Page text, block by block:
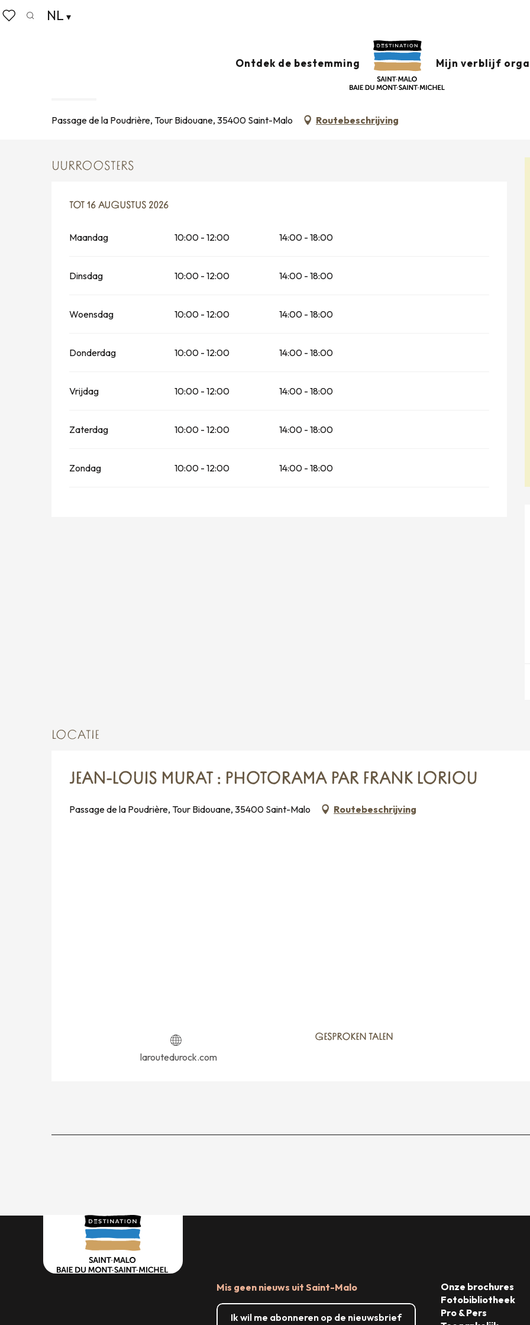
Aller
au
NL
Ontdek de bestemming Mijn verblijf
Home
JEAN-LOUIS MURAT : PHOTORAMA PAR FRANK LORIOU
Passage de la Poudrière, Tour Bidouane, 35400 Saint-Malo Routebeschrijving
UURROOSTERS
VANAF18 JULI 2026TOT
TOT 16 AUGUSTUS 2026
Maandag 10:00 - 12:00 14:00 - 18:00
Dinsdag 10:00 - 12:00 14:00 - 18:00
Woensdag 10:00 - 12:00 14:00 - 18:00
Donderdag 10:00 - 12:00 14:00 - 18:00
Vrijdag 10:00 - 12:00 14:00 - 18:00
Zaterdag 10:00 - 12:00 14:00 - 18:00
Zondag 10:00 - 12:00 14:00 - 18:00
LOCATIE
JEAN-LOUIS MURAT : PHOTORAMA PAR FRANK LORIOU
Passage de la Poudrière, Tour Bidouane, 35400 Saint-Malo Routebeschrijving
laroutedurock.com
GESPROKEN TALEN
GESPROKEN TALEN
Mis geen nieuws uit Saint-Malo
Ik wil me abonneren op de nieuwsbrief
Onze brochures
Fotobibliotheek
Pro & Pers